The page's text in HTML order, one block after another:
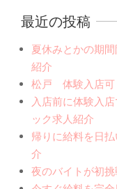
最近の投稿
夏休みとかの期
紹介
松戸 体験入店
入店前に体験入
ック求人紹介
帰りに給料を日
介
夜のバイトが初